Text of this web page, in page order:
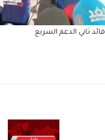
قائد ثاني الدعم السريع